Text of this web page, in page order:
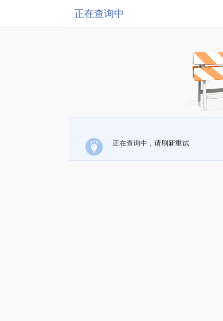
正在查询中
正在查询中，请刷新重试